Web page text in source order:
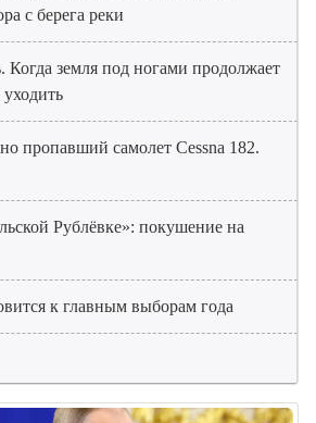
с берега реки
Когда земля под ногами продолжает
пропавший самолет Cessna 182.
Рублёвке»: покушение на
к главным выборам года